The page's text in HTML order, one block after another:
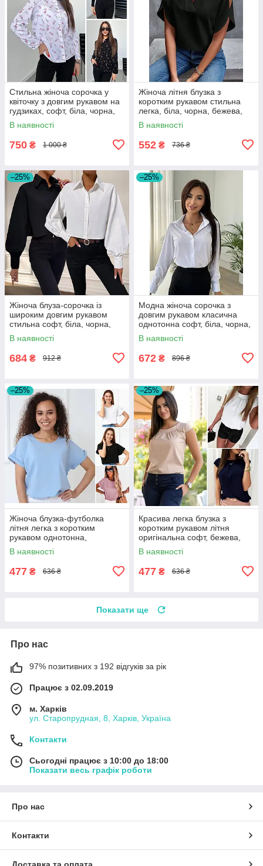
Стильна жіноча сорочка у
квіточку з довгим рукавом на
гудзиках, софт, біла, чорна,
розмір 42/44, 46/48
В наявності
750 ₴ 1 000 ₴
Жіноча літня блузка з
коротким рукавом стильна
легка, біла, чорна, бежева,
блакитна, фрезова
В наявності
552 ₴ 736 ₴
–25%
Жіноча блуза-сорочка із
широким довгим рукавом
стильна софт, біла, чорна,
розмір 42/44, 46/48
В наявності
684 ₴ 912 ₴
–25%
Модна жіноча сорочка з
довгим рукавом класична
однотонна софт, біла, чорна,
розмір 42/44, 46/48
В наявності
672 ₴ 896 ₴
–25%
Жіноча блузка-футболка
літня легка з коротким
рукавом однотонна,
блакитна, біла, чорна,
бежева, жовта
В наявності
477 ₴ 636 ₴
–25%
Красива легка блузка з
коротким рукавом літня
оригінальна софт, бежева,
біла, синя
В наявності
477 ₴ 636 ₴
Показати ще
Про нас
97% позитивних з 192 відгуків за рік
Працює з 02.09.2019
м. Харків
ул. Старопрудная, 8, Харків, Україна
Контакти
Сьогодні працює з 10:00 до 18:00
Показати весь графік роботи
Про нас
Контакти